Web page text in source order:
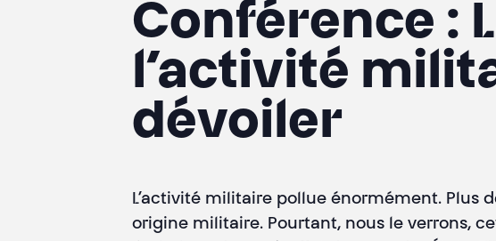
Conférence :
l’activité
dévoiler
L’activité militaire pollue énormément. Plus
origine militaire. Pourtant, nous le verrons,